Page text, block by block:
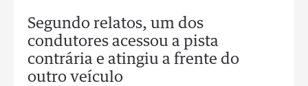
Segundo relatos, um dos
condutores acessou a pista
contrária e atingiu a frente do
outro veículo